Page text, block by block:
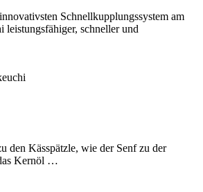
Schnell­kupplungs­system am
leistungsfähiger, schneller und
den Kässpätzle, wie der Senf zu der
Kernöl …